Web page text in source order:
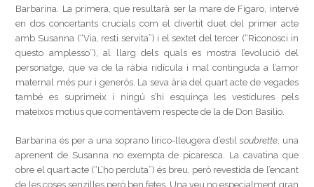
Barbarina. La primera, que resultarà ser la mare de Figaro, intervé
en dos concertants crucials com el divertit duet del primer acte
amb Susanna (“Via, resti servita”) i el sextet del tercer (“Riconosci in
questo amplesso”), al llarg dels quals es mostra l’evolució del
personatge, que va de la ràbia ridícula i mal continguda a l’amor
maternal més pur i generós. La seva ària del quart acte de vegades
també es suprimeix i ningú s’hi esquinça les vestidures pels
mateixos motius que comentàvem respecte de la de Don Basilio.
Barbarina és per a una soprano lirico-lleugera d’estil soubrette, una
aprenent de Susanna no exempta de picaresca. La cavatina que
obre el quart acte (“L’ho perduta”) és breu, però revestida de l’encant
de les coses senzilles però ben fetes. Una veu no especialment gran